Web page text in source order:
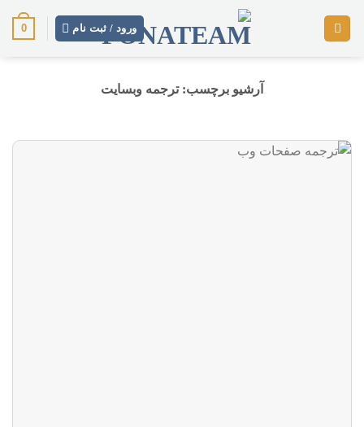
ورود / ثبت نام 0
آرشیو برچسب:ترجمه وبسایت